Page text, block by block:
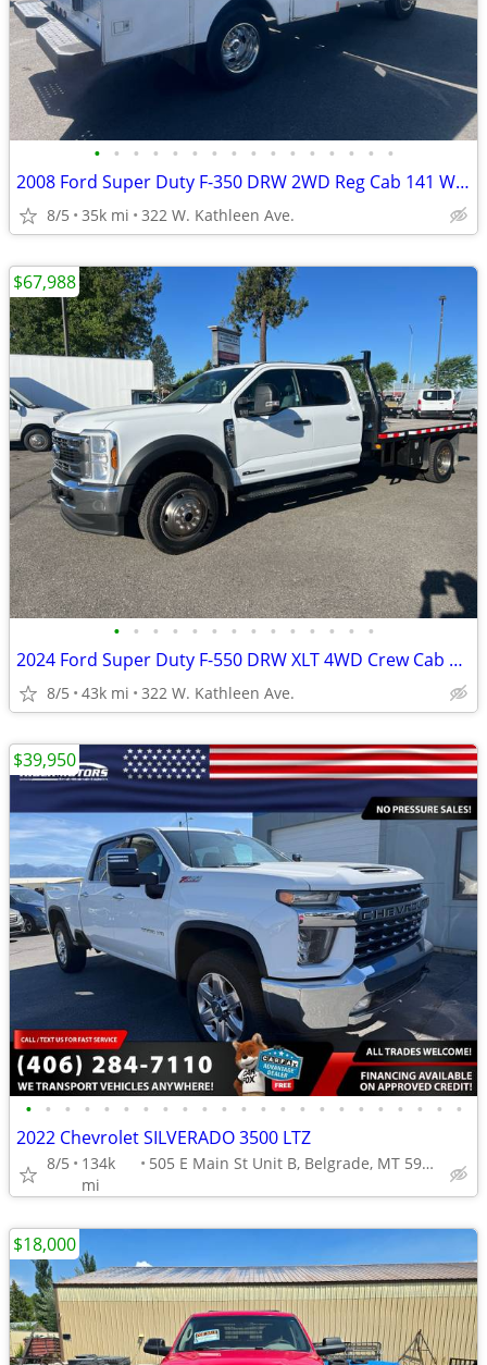
• • • • • • • • • • • • • • • •
2008 Ford Super Duty F-350 DRW 2WD Reg Cab 141 WB 60 CA XLT
8/5 35k mi 322 W. Kathleen Ave.
• • • • • • • • • • • • • •
2024 Ford Super Duty F-550 DRW XLT 4WD Crew Cab 203 WB 84 CA
8/5 43k mi 322 W. Kathleen Ave.
$67,988
• • • • • • • • • • • • • • • • • • • • • • •
2022 Chevrolet SILVERADO 3500 LTZ
8/5
134k
mi
505 E Main St Unit B, Belgrade, MT 59714
$39,950
$18,000